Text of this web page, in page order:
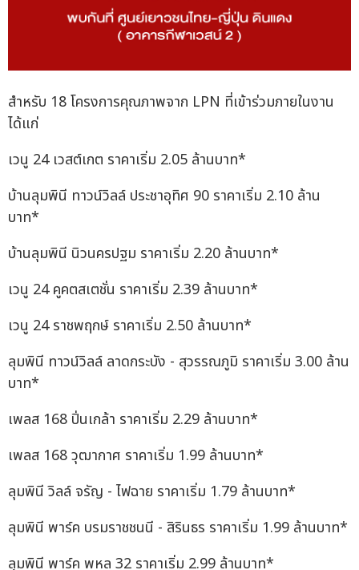
สำหรับ 18 โครงการคุณภาพจาก LPN ที่เข้าร่วมภายในงาน
ได้แก่
เวนู 24 เวสต์เกต ราคาเริ่ม 2.05 ล้านบาท*
บ้านลุมพินี ทาวน์วิลล์ ประชาอุทิศ 90 ราคาเริ่ม 2.10 ล้าน
บาท*
บ้านลุมพินี นิวนครปฐม ราคาเริ่ม 2.20 ล้านบาท*
เวนู 24 คูคตสเตชั่น ราคาเริ่ม 2.39 ล้านบาท*
เวนู 24 ราชพฤกษ์ ราคาเริ่ม 2.50 ล้านบาท*
ลุมพินี ทาวน์วิลล์ ลาดกระบัง - สุวรรณภูมิ ราคาเริ่ม 3.00 ล้าน
บาท*
เพลส 168 ปิ่นเกล้า ราคาเริ่ม 2.29 ล้านบาท*
เพลส 168 วุฒากาศ ราคาเริ่ม 1.99 ล้านบาท*
ลุมพินี วิลล์ จรัญ - ไฟฉาย ราคาเริ่ม 1.79 ล้านบาท*
ลุมพินี พาร์ค บรมราชชนนี - สิรินธร ราคาเริ่ม 1.99 ล้านบาท*
ลุมพินี พาร์ค พหล 32 ราคาเริ่ม 2.99 ล้านบาท*